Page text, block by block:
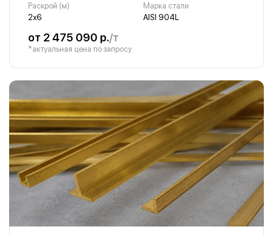
Раскрой (м)
2х6
Марка стали
AISI 904L
от 2 475 090 р./т
*актуальная цена по запросу